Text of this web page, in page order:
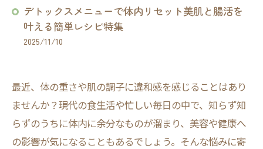
デトックスメニューで体内リセット美肌と腸活を
叶える簡単レシピ特集
2025/11/10
最近、体の重さや肌の調子に違和感を感じることはあり
ませんか？現代の食生活や忙しい毎日の中で、知らず知
らずのうちに体内に余分なものが溜まり、美容や健康へ
の影響が気になることもあるでしょう。そんな悩みに寄